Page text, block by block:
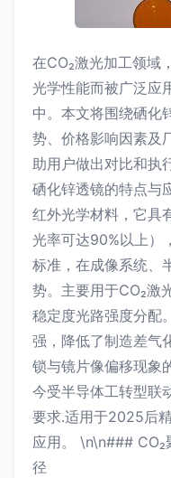
在CO₂激光加工领域
光学性能而被广泛应
中。本文将围绕硒化
势、价格影响因素及
助用户做出对比和执
硒化锌透镜的特点与
红外光学材料，它具
光率可达90%以上）
标准，在成像系统、
势。主要用于CO₂激
稳定度光路强度分配
强，降低了制造差气
锁与镜片像偏移现象
今受半导体工转型联
要求.适用于2025后
应用。 \n\n### CO₂
径